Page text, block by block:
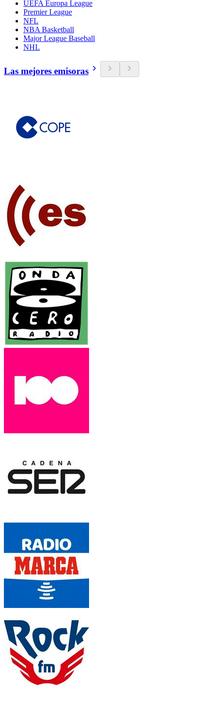
UEFA Europa League
Premier League
NFL
NBA Basketball
Major League Baseball
NHL
Las mejores emisoras